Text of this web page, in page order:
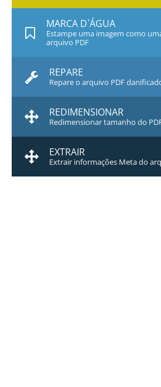
MARCA D`ÁGUA
Estampe uma imagem como
arquivo PDF
REPARE
Repare o arquivo PDF
REDIMENSIONAR
Redimensionar tamanho do
EXTRAIR
Extrair informações Meta do